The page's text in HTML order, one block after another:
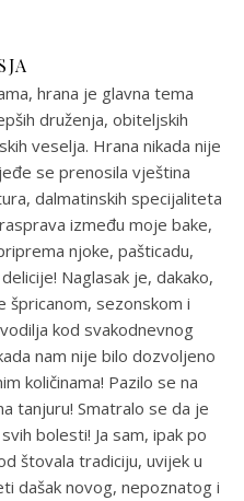
hrana je glavna tema
druženja, obiteljskih
veselja. Hrana nikada nije
se prenosila vještina
dalmatinskih specijaliteta
između moje bake,
njoke, pašticadu,
Naglasak je, dakako,
špricanom, sezonskom i
kod svakodnevnog
nam nije bilo dozvoljeno
količinama! Pazilo se na
tanjuru! Smatralo se da je
bolesti! Ja sam, ipak po
štovala tradiciju, uvijek u
dašak novog, nepoznatog i